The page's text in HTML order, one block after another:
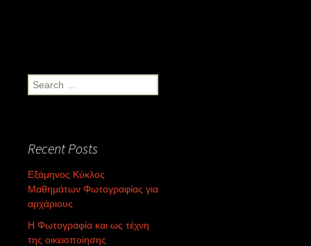
Search
for:
Recent Posts
Εξάμηνος Κύκλος
Μαθημάτων Φωτογραφίας για
αρχάριους
Η Φωτογραφία και ως τέχνη
της οικειοποίησης